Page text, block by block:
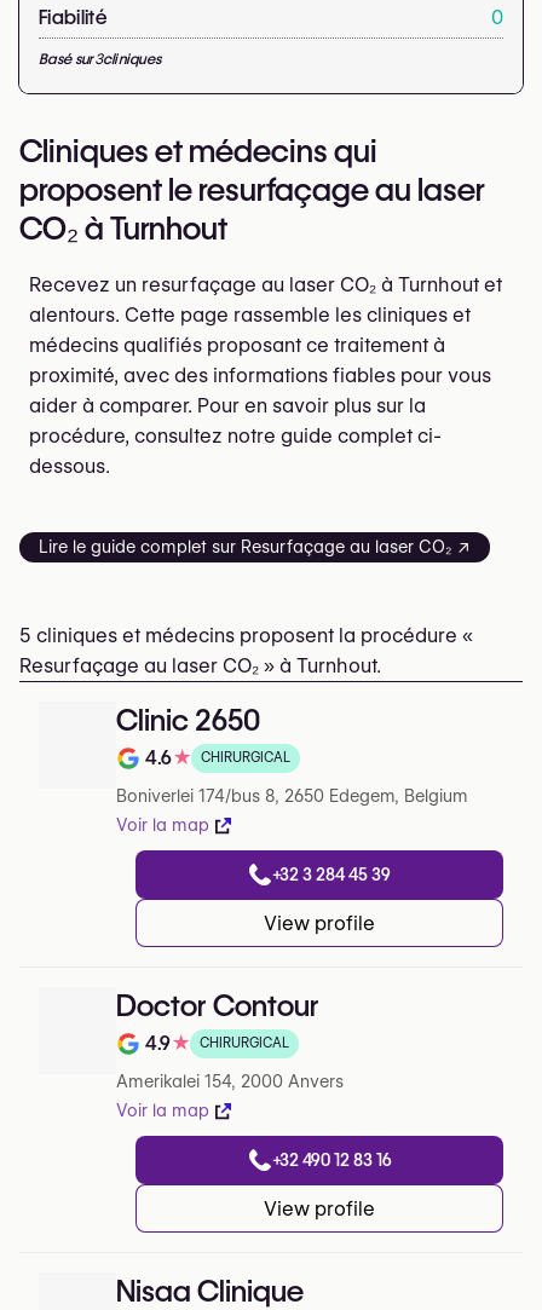
Fiabilité
0
Basé sur3cliniques
Cliniques et médecins qui
proposent le resurfaçage au laser
CO₂ à Turnhout
Recevez un resurfaçage au laser CO₂ à Turnhout et
alentours. Cette page rassemble les cliniques et
médecins qualifiés proposant ce traitement à
proximité, avec des informations fiables pour vous
aider à comparer. Pour en savoir plus sur la
procédure, consultez notre guide complet ci-
dessous.
Lire le guide complet sur Resurfaçage au laser CO₂ ↗
5 cliniques et médecins proposent la procédure «
Resurfaçage au laser CO₂ » à Turnhout.
Clinic 2650
Note de sur 5 sur Google
4.6★ CHIRURGICAL
Boniverlei 174/bus 8, 2650 Edegem, Belgium
Voir la map
+32 3 284 45 39
View profile
Doctor Contour
Note de sur 5 sur Google
4.9★ CHIRURGICAL
Amerikalei 154, 2000 Anvers
Voir la map
+32 490 12 83 16
View profile
Nisaa Clinique